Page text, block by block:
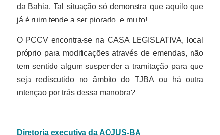
da Bahia. Tal situação só demonstra que aquilo que
já é ruim tende a ser piorado, e muito!
O PCCV encontra-se na CASA LEGISLATIVA, local
próprio para modificações através de emendas, não
tem sentido algum suspender a tramitação para que
seja rediscutido no âmbito do TJBA ou há outra
intenção por trás dessa manobra?
Diretoria executiva da AOJUS-BA